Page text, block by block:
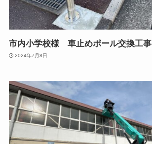
市内小学校様 車止めポール交換工事
2024年7月8日